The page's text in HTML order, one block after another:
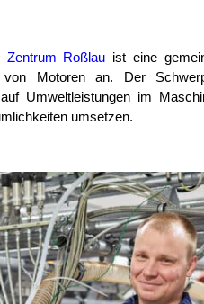
Zentrum Roßlau ist eine
Motoren an. Der
Umweltleistungen im
umsetzen.